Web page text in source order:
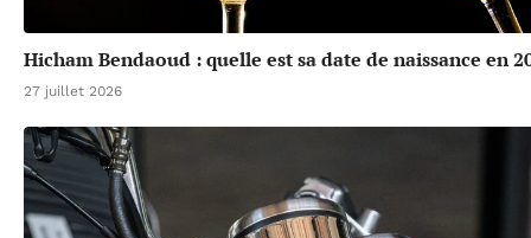
Hicham Bendaoud : quelle est sa date de naissance en
27 juillet 2026